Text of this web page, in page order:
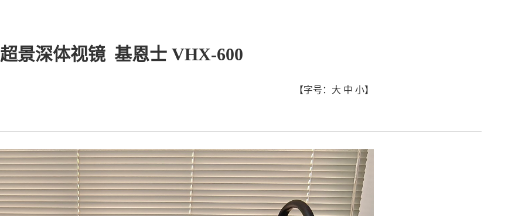
超景深体视镜 基恩士 VHX-600
【字号： 大 中 小】